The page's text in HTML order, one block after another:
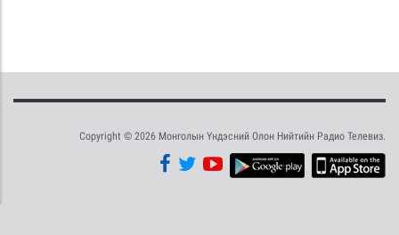
Copyright © 2026 Монголын Үндэсний Олон Нийтийн Радио Телевиз.